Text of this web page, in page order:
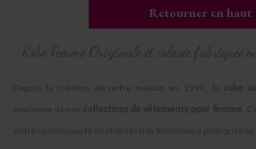
Retourner en haut
Robe Femme Originale et colorée fabriquée
Depuis la création de notre maison en 1994, la robe
maitresse de nos collections de vêtements pour femme .
notre communauté de clientes très féminines a plébiscité au